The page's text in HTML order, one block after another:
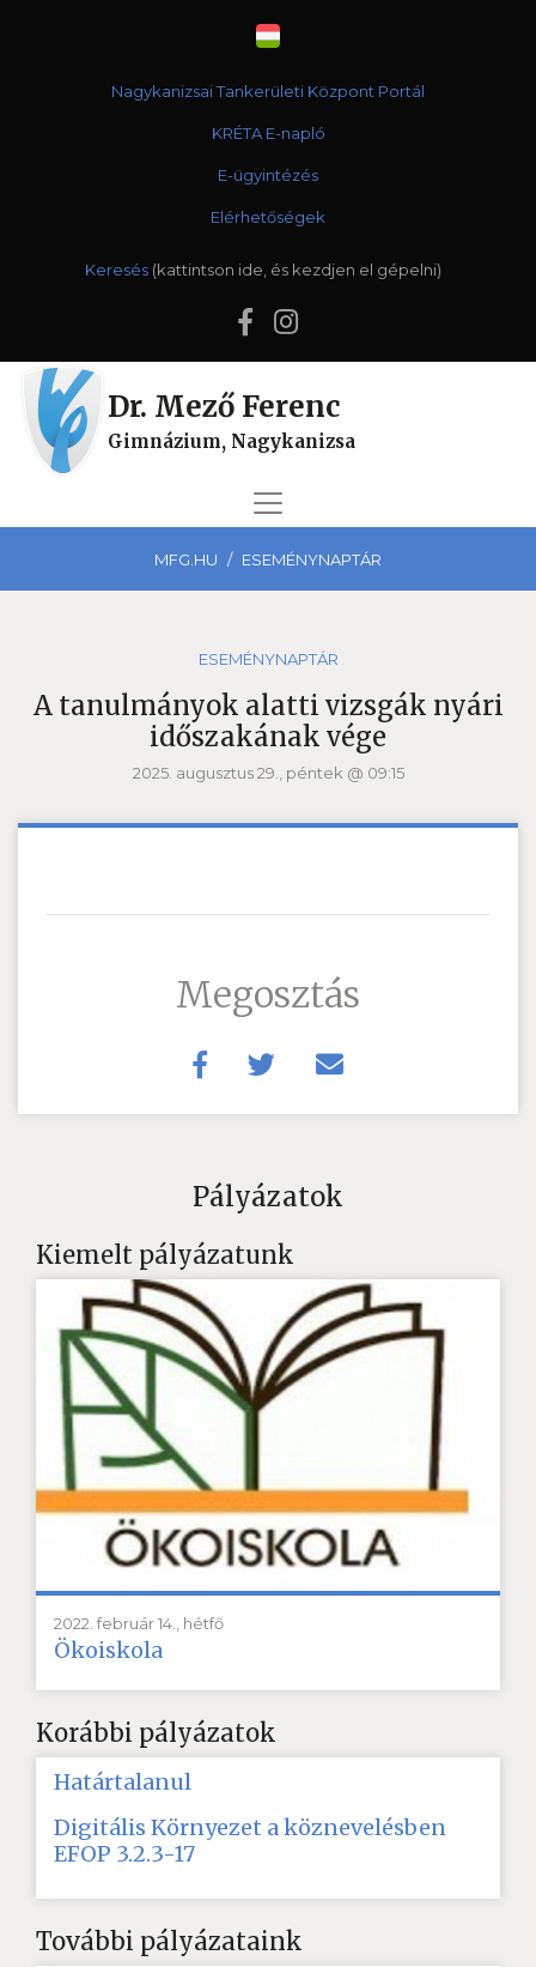
Nagykanizsai Tankerületi Központ Portál
KRÉTA E-napló
E-ügyintézés
Elérhetőségek
Keresés
Dr. Mező Ferenc
Gimnázium, Nagykanizsa
MFG.HU ESEMÉNYNAPTÁR
ESEMÉNYNAPTÁR
A tanulmányok alatti vizsgák nyári
időszakának vége
2025. augusztus 29., péntek @ 09:15
Megosztás
Pályázatok
Korábbi pályázatok
Határtalanul
Digitális Környezet a köznevelésben
EFOP 3.2.3-17
Kiemelt pályázatunk
2022. február 14., hétfő
Ökoiskola
További pályázataink